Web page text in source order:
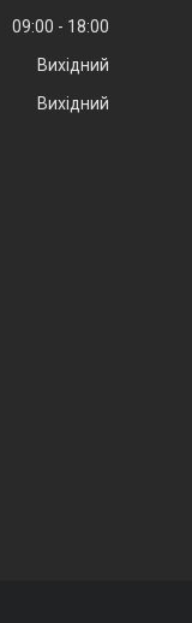
09:00
18:00
Вихідний
Вихідний